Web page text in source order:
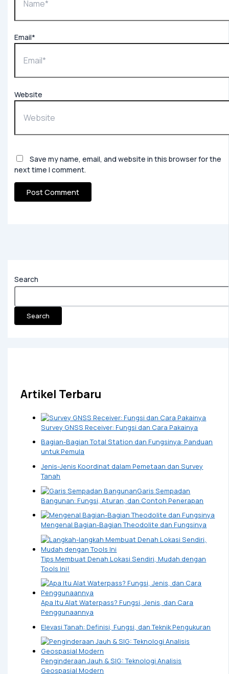
Search
Search
Artikel Terbaru
Survey GNSS Receiver: Fungsi dan Cara Pakainya
Bagian-Bagian Total Station dan Fungsinya: Panduan
untuk Pemula
Jenis-Jenis Koordinat dalam Pemetaan dan Survey
Tanah
Garis Sempadan
Bangunan: Fungsi, Aturan, dan Contoh Penerapan
Mengenal Bagian-Bagian Theodolite dan Fungsinya
Tips Membuat Denah Lokasi Sendiri, Mudah dengan
Tools Ini!
Apa Itu Alat Waterpass? Fungsi, Jenis, dan Cara
Penggunaannya
Elevasi Tanah: Definisi, Fungsi, dan Teknik Pengukuran
Penginderaan Jauh & SIG: Teknologi Analisis
Geospasial Modern
Email*
Website
Save my name, email, and website in this browser for the
next time I comment.